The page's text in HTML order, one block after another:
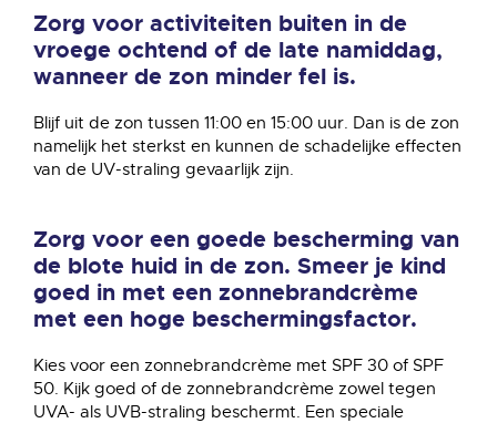
Zorg voor activiteiten buiten in de
vroege ochtend of de late namiddag,
wanneer de zon minder fel is.
Blijf uit de zon tussen 11:00 en 15:00 uur. Dan is de zon
namelijk het sterkst en kunnen de schadelijke effecten
van de UV-straling gevaarlijk zijn.
Zorg voor een goede bescherming van
de blote huid in de zon. Smeer je kind
goed in met een zonnebrandcrème
met een hoge beschermingsfactor.
Kies voor een zonnebrandcrème met SPF 30 of SPF
50. Kijk goed of de zonnebrandcrème zowel tegen
UVA- als UVB-straling beschermt. Een speciale